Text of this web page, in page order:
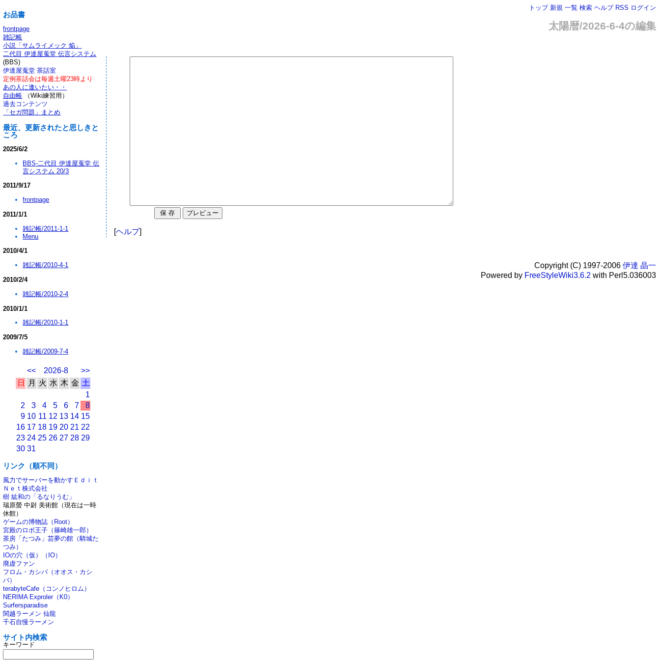
トップ 新規 一覧 検索 ヘルプ RSS ログイン
太陽暦/2026-6-4の編集
[ヘルプ]
Copyright (C) 1997-2006 伊達 晶一
Powered by FreeStyleWiki3.6.2 with Perl5.036003
お品書
frontpage
雑記帳
小説「サムライメック 焔」
二代目 伊達屋蒐堂 伝言システム
(BBS)
伊達屋蒐堂 茶話室
定例茶話会は毎週土曜23時より
あの人に逢いたい・・
自由帳 （Wiki練習用）
過去コンテンツ
「セガ問題」まとめ
最近、更新されたと思しきと
ころ
2025/6/2
BBS-二代目 伊達屋蒐堂 伝
言システム 20/3
2011/9/17
frontpage
2011/1/1
雑記帳/2011-1-1
Menu
2010/4/1
雑記帳/2010-4-1
2010/2/4
雑記帳/2010-2-4
2010/1/1
雑記帳/2010-1-1
2009/7/5
雑記帳/2009-7-4
<< 2026-8
>>
日
月 火 水 木 金 土
1
2
3 4 5 6 7
8
9 10 11 12 13 14 15
16 17 18 19 20 21 22
23 24 25 26 27 28 29
30 31
リンク（順不同）
風力でサーバーを動かすＥｄｉｔ
Ｎｅｔ株式会社
樹 紘和の「るなりうむ」
瑞原螢 中尉 美術館（現在は一時
休館）
ゲームの博物誌（Root）
宮殿のロボ王子（篠崎雄一郎）
茶房「たつみ」芸夢の館（騎城た
つみ）
IOの穴（仮）（IO）
廃虚ファン
フロム・カシバ（オオス・カシ
バ）
terabyteCafe（コンノヒロム）
NERIMA Exproler（K0）
Surfersparadise
関越ラーメン 仙龍
千石自慢ラーメン
サイト内検索
キーワード